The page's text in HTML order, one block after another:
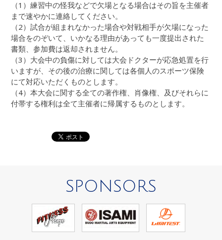
（1）練習中の怪我などで欠場となる場合はその旨を主催者
まで速やかに連絡してください。
（2）試合が組まれなかった場合や対戦相手が欠場になった
場合をのぞいて、いかなる理由があっても一度提出された
書類、参加費は返却されません。
（3）大会中の負傷に対しては大会ドクターが応急処置を行
いますが、その後の治療に関しては各個人のスポーツ保険
にて対応いただくものとします。
（4）本大会に関する全ての著作権、肖像権、及びそれらに
付帯する権利は全て主催者に帰属するものとします。
SPONSORS